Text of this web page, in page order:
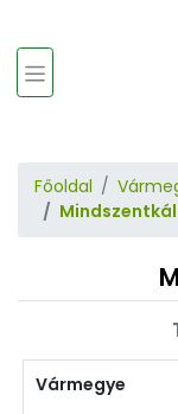
Főoldal
Vármegye